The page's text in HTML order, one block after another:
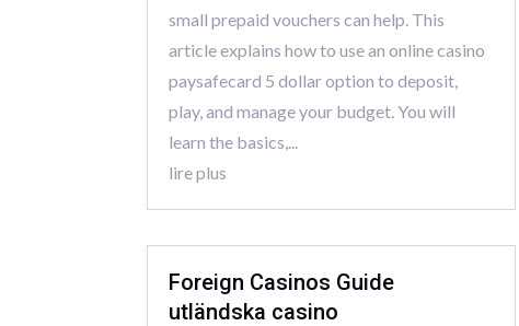
small prepaid vouchers can help. This
article explains how to use an online casino
paysafecard 5 dollar option to deposit,
play, and manage your budget. You will
learn the basics,...
lire plus
Foreign Casinos Guide
utländska casino